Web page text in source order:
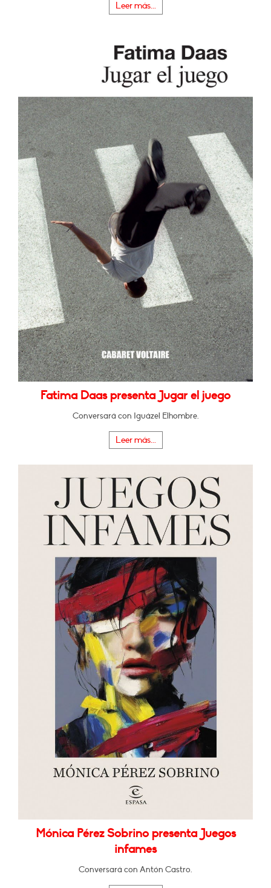
Leer más...
Fatima Daas presenta Jugar el juego
Conversará con Iguázel Elhombre.
Leer más...
Mónica Pérez Sobrino presenta Juegos
infames
Conversará con Antón Castro.